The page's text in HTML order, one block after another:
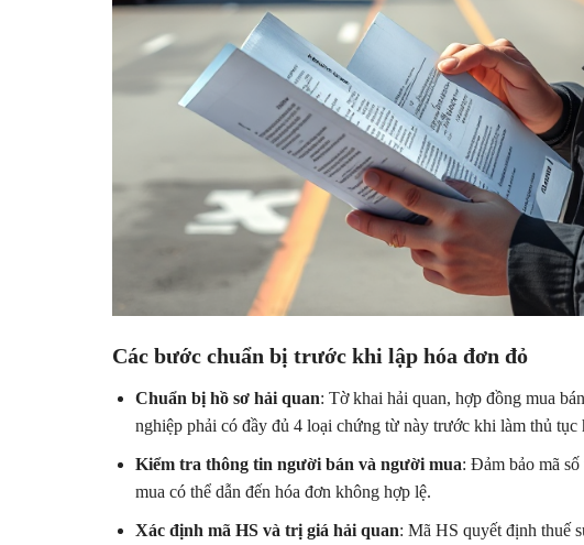
Các bước chuẩn bị trước khi lập hóa đơn đỏ
Chuẩn bị hồ sơ hải quan: Tờ khai hải quan, hợp đồng mua
nghiệp phải có đầy đủ 4 loại chứng từ này trước khi làm thủ tục
Kiểm tra thông tin người bán và người mua: Đảm bảo mã
mua có thể dẫn đến hóa đơn không hợp lệ.
Xác định mã HS và trị giá hải quan: Mã HS quyết định thuế